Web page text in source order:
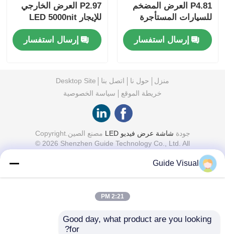
P4.81 العرض المضخم
للسيارات المستأجرة
للخارج
إرسال استفسار
P2.97 العرض الخارجي
للإيجار LED 5000nit
IP65 للإشارات الرقمية ،
7680Hz النسخ
الاحتياطي المزدوج
إرسال استفسار
منزل حول نا اتصل بنا
Desktop Site
خريطة الموقع
سياسة الخصوصية
جودة شاشة عرض فيديو LED
مصنع الصين.Copyright
© 2026 Shenzhen Guide Technology Co., Ltd. All
Guide Visual
2:21 PM
Good day, what product are you looking
for?